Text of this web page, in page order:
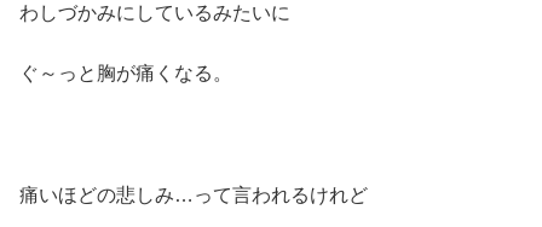
わしづかみにしているみたいに
ぐ～っと胸が痛くなる。
痛いほどの悲しみ…って言われるけれど